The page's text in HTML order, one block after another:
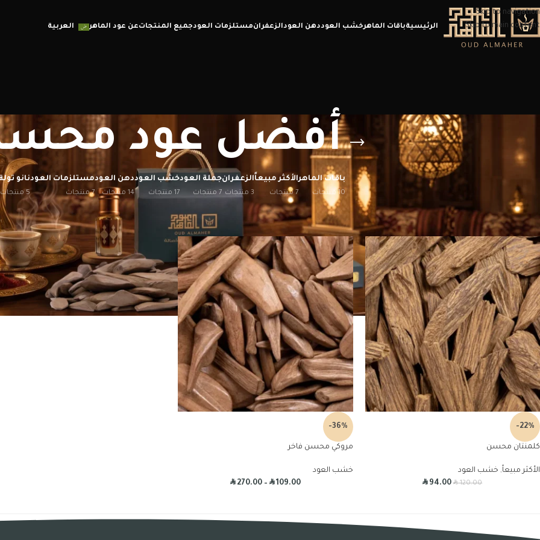
Skip to navigation
Skip to main content
الرئيسيةباقات الماهرخشب العوددهن العودالزعفرانمستلزمات العودجميع المنتجاتعن عود الماهر العربية
أفضل عود
باقات الماهر
10 منتجات
الأكثر مبيعاً
7 منتجات
الزعفران
3 منتجات
جملة العود
7 منتجات
خشب العود
17 منتجات
دهن العود
14 منتجات
مستلزمات العود
7 منتجات
نانو
5 منتجات
الرئيسية/ منتجات تحت الوسم “أفضل عود محسن” إظهار 12
20
-22%
كلمنتان محسن
الأكثر مبيعاً, خشب العود
R120.00
R94.00
-36%
مروكي محسن فاخر
خشب العود
R109.00
–
R270.00